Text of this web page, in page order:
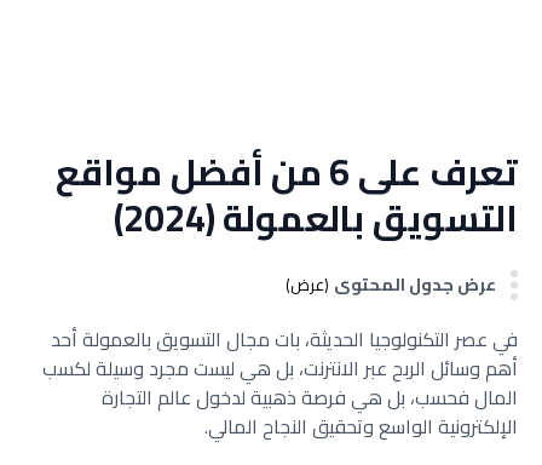
تعرف على 6 من أفضل مواقع
التسويق بالعمولة (2024)
عرض جدول المحتوى (عرض)
في عصر التكنولوجيا الحديثة، بات مجال التسويق بالعمولة أحد
أهم وسائل الربح عبر الانترنت، بل هي ليست مجرد وسيلة لكسب
المال فحسب، بل هي فرصة ذهبية لدخول عالم التجارة
الإلكترونية الواسع وتحقيق النجاح المالي.